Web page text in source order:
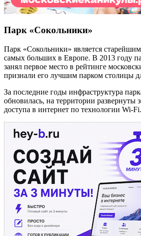
Парк «Сокольники»
Парк «Сокольники» является
самых больших в Европе. В 2013 году
занял первое место в рейтинге
признали его лучшим парком столицы
За последние годы инфраструктура
обновилась, на территории развернуты
доступа в интернет по технологии Wi-Fi.